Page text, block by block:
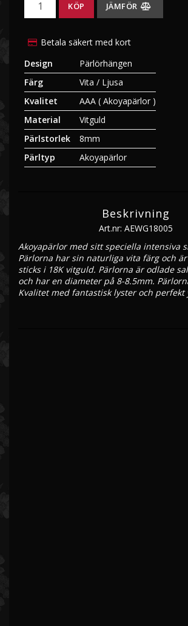
KÖP JÄMFÖR
Betala säkert med kort
Design
Pärlörhängen
Färg
Vita / Ljusa
Kvalitet
AAA ( Akoyapärlor )
Material
Vitguld
Pärlstorlek
8mm
Pärltyp
Akoyapärlor
Beskrivning
Art.nr: AEWG18005
Akoyapärlor med sitt speciella intensiva
Pärlorna har sin naturliga vita färg och
sticks i 18K vitguld. Pärlorna är odlade
och har en diameter på 8-8.5mm.
Kvalitet med fantastisk lyster och perfekt